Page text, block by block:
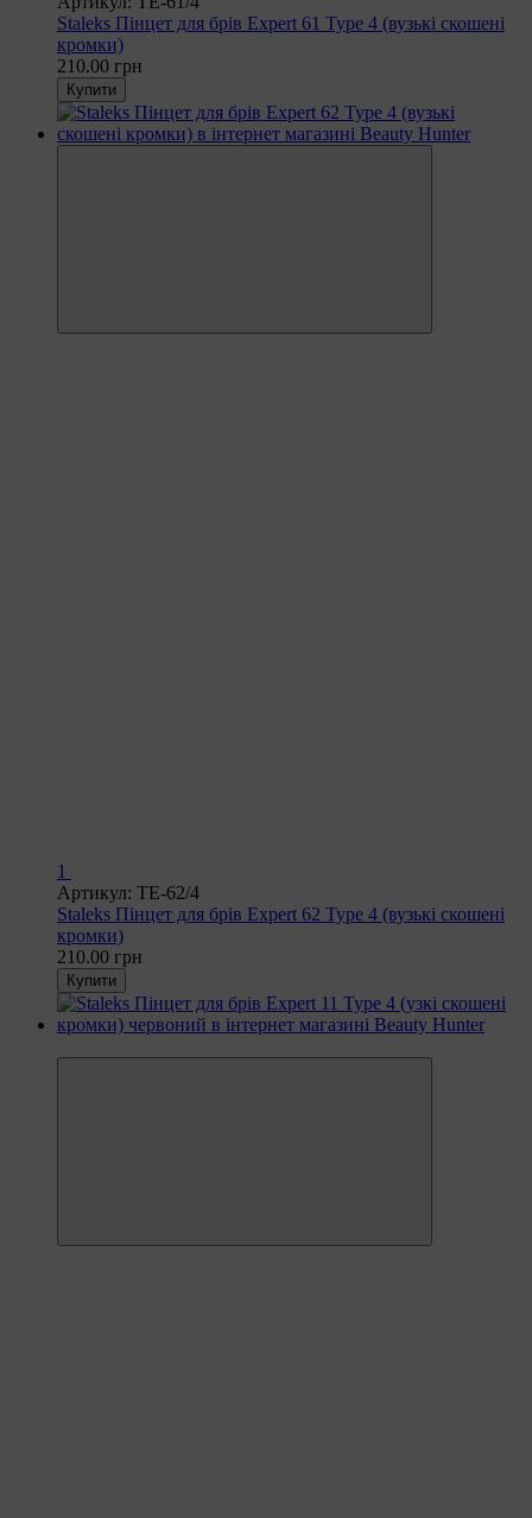
Staleks Пінцет для брів Expert 61 Type 4 (вузькі скошені
кромки)
210.00 грн
Купити
1
Артикул: TE-62/4
Staleks Пінцет для брів Expert 62 Type 4 (вузькі скошені
кромки)
210.00 грн
Купити